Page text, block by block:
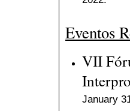
Eventos
VII
January